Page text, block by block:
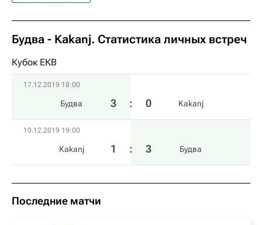
Будва - Kakanj. Статистика личных встреч
Кубок ЕКВ
17.12.2019 18:00
Будва 3 : 0 Kakanj
10.12.2019 19:00
Kakanj 1 : 3 Будва
Последние матчи